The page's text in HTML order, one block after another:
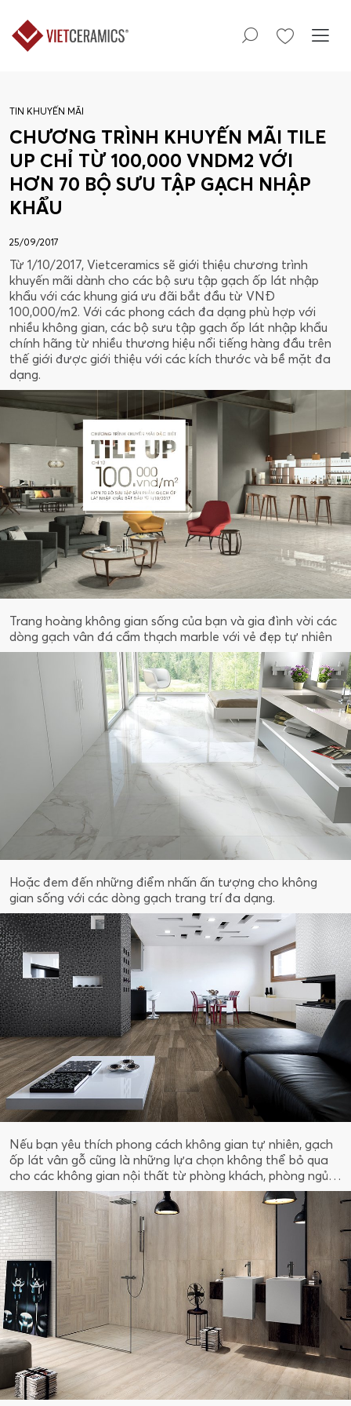
TIN KHUYẾN MÃI
CHƯƠNG TRÌNH KHUYẾN MÃI TILE
UP CHỈ TỪ 100,000 VNDM2 VỚI
HƠN 70 BỘ SƯU TẬP GẠCH NHẬP
KHẨU
25/09/2017
Từ 1/10/2017, Vietceramics sẽ giới thiệu chương trình
khuyến mãi dành cho các bộ sưu tập gạch ốp lát nhập
khẩu với các khung giá ưu đãi bắt đầu từ VNĐ
100,000/m2. Với các phong cách đa dạng phù hợp với
nhiều không gian, các bộ sưu tập gạch ốp lát nhập khẩu
chính hãng từ nhiều thương hiệu nổi tiếng hàng đầu trên
thế giới được giới thiệu với các kích thước và bề mặt đa
dạng.
Trang hoàng không gian sống của bạn và gia đình vời các
dòng gạch vân đá cẩm thạch marble với vẻ đẹp tự nhiên
Hoặc đem đến những điểm nhấn ấn tượng cho không
gian sống với các dòng gạch trang trí đa dạng.
Nếu bạn yêu thích phong cách không gian tự nhiên, gạch
ốp lát vân gỗ cũng là những lựa chọn không thể bỏ qua
cho các không gian nội thất từ phòng khách, phòng ngủ…